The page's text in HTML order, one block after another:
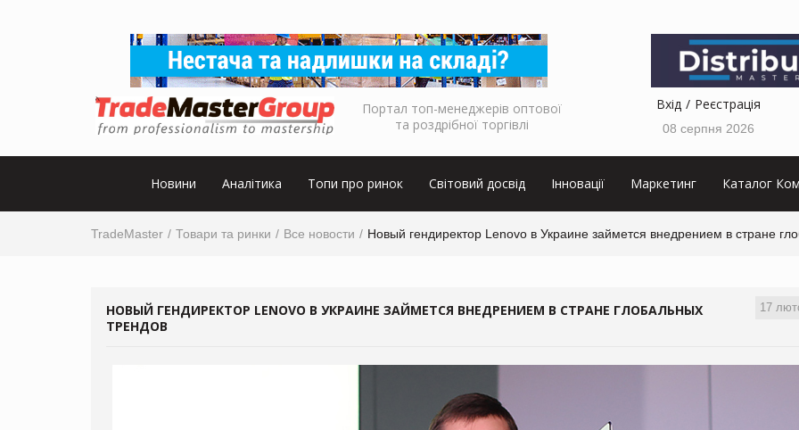
Портал топ-менеджерів оптової
та роздрібної торгівлі
Вхід Реєстрація
08 серпня 2026
Новини Аналітика Топи про ринок Світовий досвід Інновації Маркетинг Каталог
TradeMaster Товари та ринки Все новости Новый гендиректор Lenovo в Украине займется внедрением в стране
17
НОВЫЙ ГЕНДИРЕКТОР LENOVO В УКРАИНЕ ЗАЙМЕТСЯ ВНЕДРЕНИЕМ В СТРАНЕ ГЛОБАЛЬНЫХ
ТРЕНДОВ